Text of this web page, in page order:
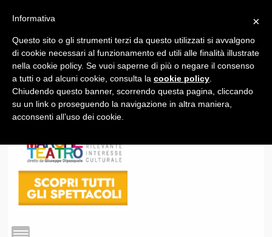
1
×
Informativa
Questo sito o gli strumenti terzi da questo utilizzati si avvalgono
di cookie necessari al funzionamento ed utili alle finalità illustrate
nella cookie policy. Se vuoi saperne di più o negare il consenso
a tutti o ad alcuni cookie, consulta la cookie policy
Chiudendo questo banner, scorrendo questa pagina, cliccando
su un link o proseguendo la navigazione in altra maniera,
acconsenti all’uso dei cookie.